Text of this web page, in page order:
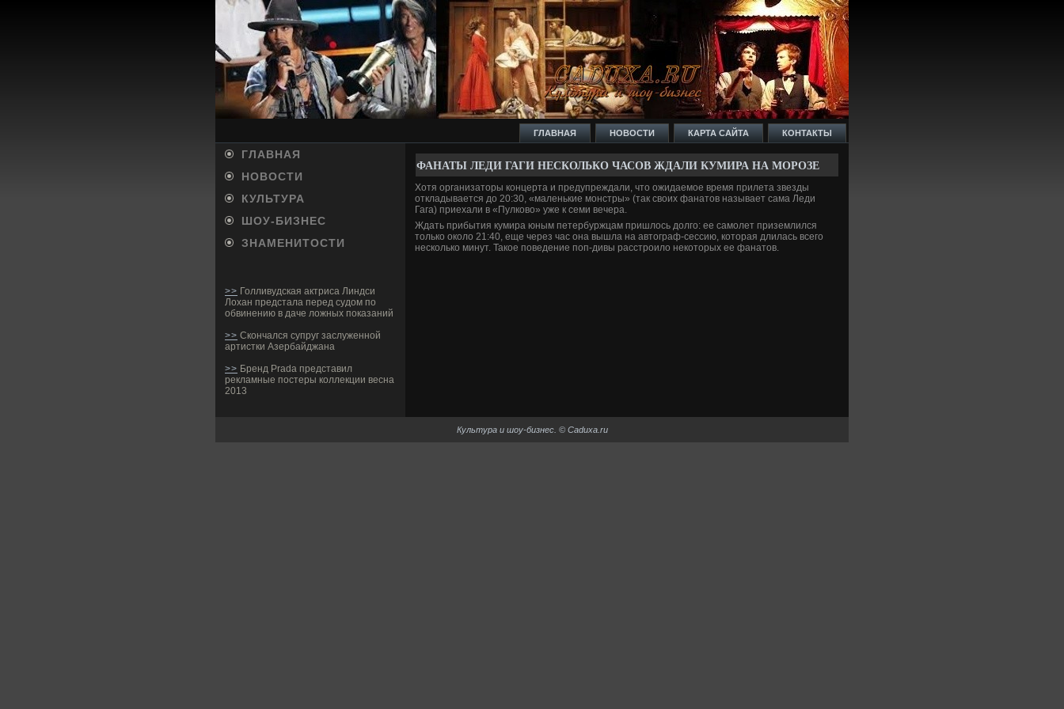
ГЛАВНАЯ НОВОСТИ КАРТА САЙТА КОНТАКТЫ
ГЛАВНАЯ
НОВОСТИ
КУЛЬТУРА
ШОУ-БИ­ЗНЕС
ЗНАМЕНИТОСТИ
>> Голливудская актриса Линдси
Лохан предстала перед судом по
обвинению в даче ложных показаний
>> Скончался супруг заслуженной
артистки Азербайджана
>> Бренд Prada представил
рекламные постеры коллекции весна
2013
ФАНАТЫ ЛЕДИ ГАГИ НЕСКОЛЬКО ЧАСОВ ЖДАЛИ КУМИРА НА МОРОЗЕ
Хотя организаторы концерта и предупреждали, что ожидаемое время прилета зве­зды
откладывается до 20:30, «маленькие монстры» (так своих фанатов называет сама Леди
Гага) приехали в «Пулково» уже к семи ве­чера.
Ждать прибытия кумира юным петербуржцам пришлось долго: ее самолет приземлился
только около 21:40, еще через час она вышла на автограф-сессию, которая длилась всего
несколько минут. Такое пове­де­ние поп-дивы расстроило некоторых ее фанатов.
Культура и шоу-би­знес. © Caduxa.ru